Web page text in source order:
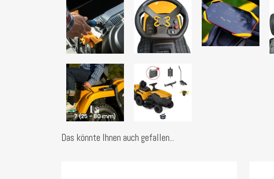
Das könnte Ihnen auch gefallen...